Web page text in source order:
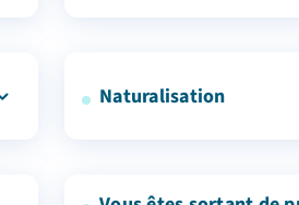
Naturalisation